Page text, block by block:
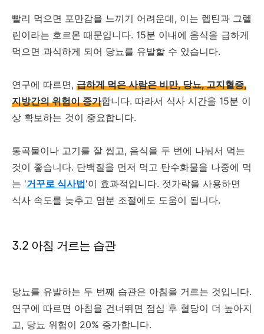
빨리 먹으면 포만감을 느끼기 어려운데, 이는 렙틴과 그렐
린이라는 호르몬 때문입니다. 15분 이내에 음식을 급하게
먹으면 과식하게 되어 당뇨를 유발할 수 있습니다.
연구에 따르면, 급하게 먹은 사람은 비만, 당뇨, 고지혈증,
지방간의 위험이 증가합니다. 따라서 식사 시간을 15분 이
상 확보하는 것이 중요합니다.
통곡물이나 고기를 잘 씹고, 음식을 두 번에 나눠서 먹는
것이 좋습니다. 단백질을 먼저 먹고 탄수화물을 나중에 먹
는 '거꾸로 식사법'이 효과적입니다. 젓가락을 사용하면
식사 속도를 늦추고 염분 조절에도 도움이 됩니다.
3.2 아침 거르는 습관
당뇨를 유발하는 두 번째 습관은 아침을 거르는 것입니다.
연구에 따르면 아침을 건너뛰면 점심 후 혈당이 더 높아지
고, 당뇨 위험이 20% 증가합니다.